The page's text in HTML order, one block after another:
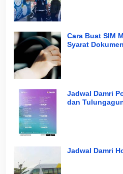
Cara Buat SIM
Syarat
Jadwal Damri
dan
Jadwal Damri